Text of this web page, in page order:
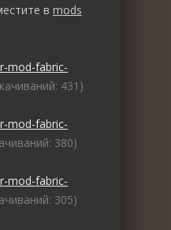
в mods
mod-fabric-
431)
mod-fabric-
380)
mod-fabric-
305)